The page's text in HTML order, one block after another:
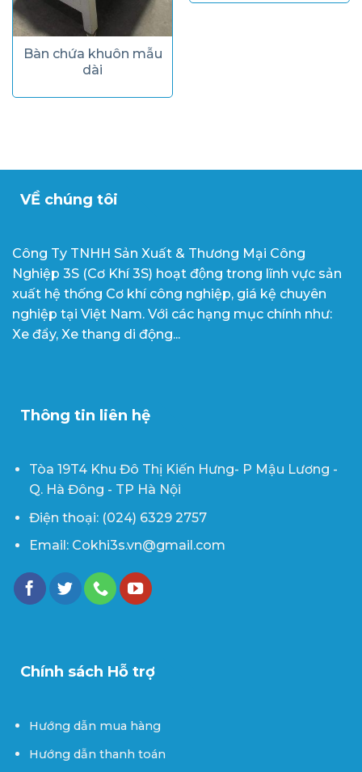
Bàn chứa khuôn mẫu
dài
VỀ chúng tôi
Công Ty TNHH Sản Xuất & Thương Mại Công
Nghiệp 3S (Cơ Khí 3S) hoạt động trong lĩnh vực sản
xuất hệ thống Cơ khí công nghiệp, giá kệ chuyên
nghiệp tại Việt Nam. Với các hạng mục chính như:
Xe đẩy, Xe thang di động...
Thông tin liên hệ
Tòa 19T4 Khu Đô Thị Kiến Hưng- P Mậu Lương -
Q. Hà Đông - TP Hà Nội
Điện thoại: (024) 6329 2757
Email: Cokhi3s.vn@gmail.com
Chính sách Hỗ trợ
Hướng dẫn mua hàng
Hướng dẫn thanh toán